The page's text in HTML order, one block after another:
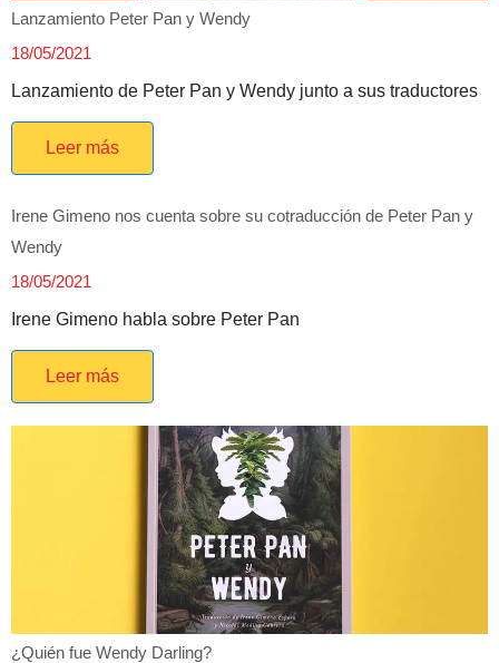
Lanzamiento Peter Pan y Wendy
18/05/2021
Lanzamiento de Peter Pan y Wendy junto a sus traductores
Leer más
Irene Gimeno nos cuenta sobre su cotraducción de Peter Pan y
Wendy
18/05/2021
Irene Gimeno habla sobre Peter Pan
Leer más
¿Quién fue Wendy Darling?